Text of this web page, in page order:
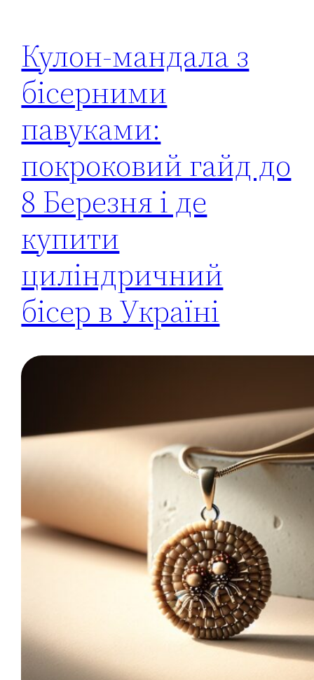
Кулон-мандала з
бісерними
павуками:
покроковий гайд до
8 Березня і де
купити
циліндричний
бісер в Україні